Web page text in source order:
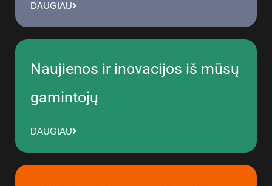
DAUGIAU
Naujienos ir inovacijos iš mūsų
gamintojų
DAUGIAU